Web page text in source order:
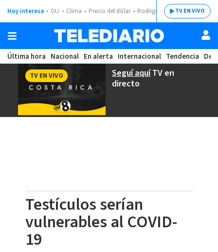
Hoy interesa OIJ Clima Precio del dólar Rodrigo ChavesTV EN VIVO
Última hora Nacional En alerta Internacional Tendencia
Seguí aquíTV en
directo
TV EN VIVO
Testículos serían
vulnerables al COVID-
19